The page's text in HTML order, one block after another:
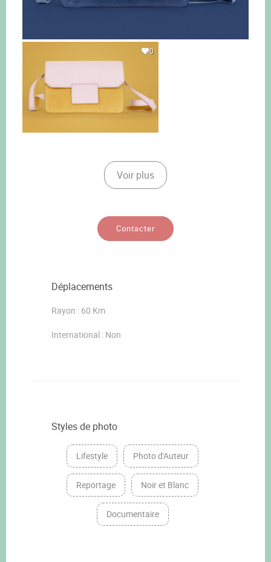
0
Voir plus
Contacter
Déplacements
Rayon : 60 Km
International : Non
Styles de photo
Lifestyle Photo d'Auteur
Reportage Noir et Blanc
Documentaire